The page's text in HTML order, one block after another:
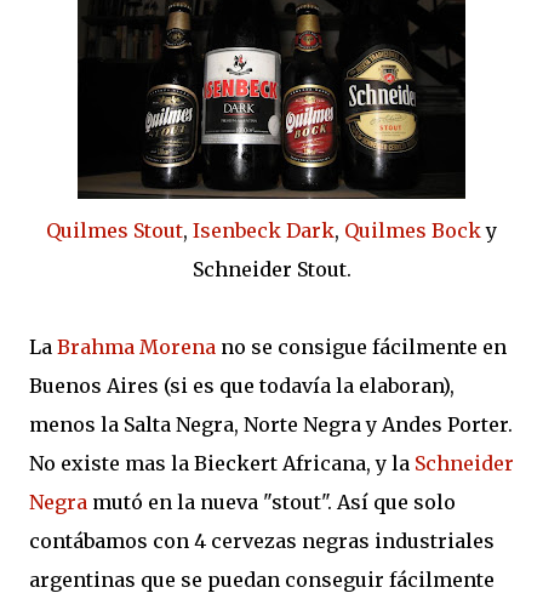
Quilmes Stout, Isenbeck Dark, Quilmes Bocky
Schneider Stout.
La Brahma Morena no se consigue fácilmente en
Buenos Aires (si es que todavía la elaboran),
menos la Salta Negra, Norte Negra y Andes Porter.
No existe mas la Bieckert Africana, y la Schneider
Negra mutó en la nueva "stout". Así que solo
contábamos con 4 cervezas negras industriales
argentinas que se puedan conseguir fácilmente